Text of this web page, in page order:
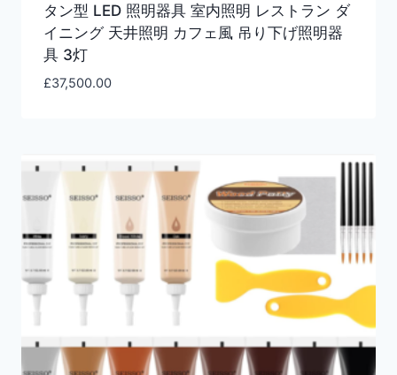
タン型 LED 照明器具 室内照明 レストラン ダ
イニング 天井照明 カフェ風 吊り下げ照明器
具 3灯
£37,500.00